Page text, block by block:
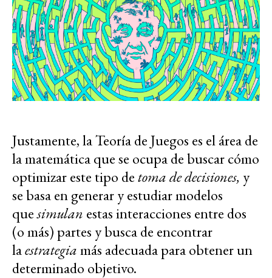
Justamente, la Teoría de Juegos es el área de
la matemática que se ocupa de buscar cómo
optimizar este tipo detoma de decisiones, y
se basa en generar y estudiar modelos
quesimulan estas interacciones entre dos
(o más) partes y busca de encontrar
laestrategiamás adecuada para obtener un
determinado objetivo.